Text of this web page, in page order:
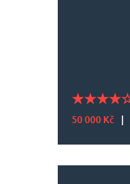
50 000 Kč |